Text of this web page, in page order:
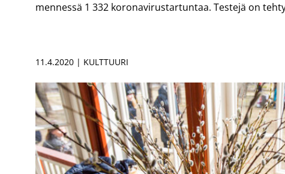
mennessä 1 332 koronavirustartuntaa. Testejä on
11.4.2020 | KULTTUURI